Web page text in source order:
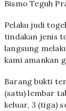
Bismo Teguh
Pelaku judi
tindakan jenis
langsung
kami amankan
Barang bukti
(satu) lembar
keluar, 3 (tiga)